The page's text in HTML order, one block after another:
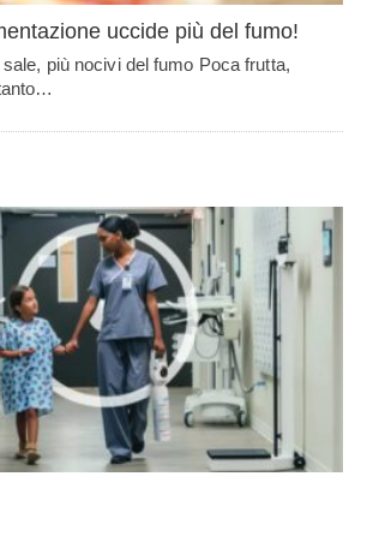
uccide più del fumo!
più nocivi del fumo Poca frutta,